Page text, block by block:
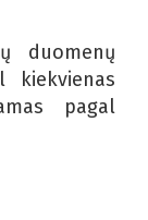
duomenų
kiekvienas
pagal